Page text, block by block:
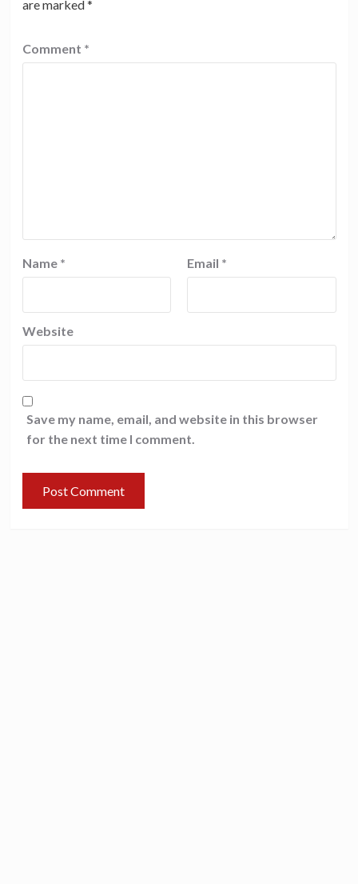
are marked*
Comment *
Name * Email *
Website
Save my name, email, and website in this browser
for the next time I comment.